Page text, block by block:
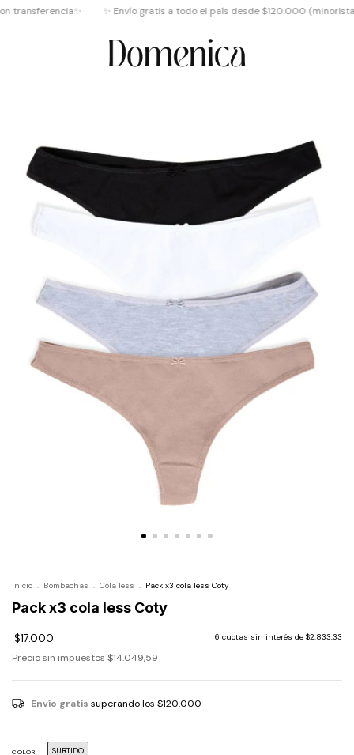
✨ Envío gratis a todo el país desde $120.000 (minoristas)
Inicio . Bombachas . Cola less . Pack x3 cola less Coty
Pack x3 cola less Coty
$17.000 6 cuotas sin interés de $2.833,33
Precio sin impuestos $14.049,59
Envío gratis superando los$120.000
COLOR SURTIDO